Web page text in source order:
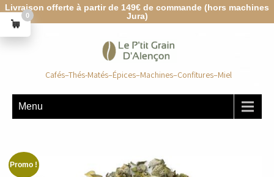
Livraison offerte à partir de 149€ de commande (hors machines
Jura)
Cafés–Thés-Matés–Épices–Machines–Confitures–Miel
Menu
Promo !
0